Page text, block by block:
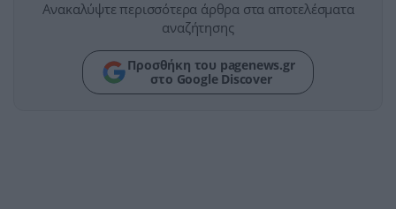
Ανακαλύψτε περισσότερα άρθρα στα αποτελέσματα
αναζήτησης
Προσθήκη του pagenews.gr
στο Google Discover